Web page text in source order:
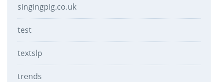
singingpig.co.uk
test
textslp
trends